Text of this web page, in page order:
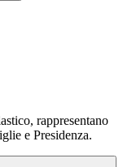
rappresentano
e Presidenza.